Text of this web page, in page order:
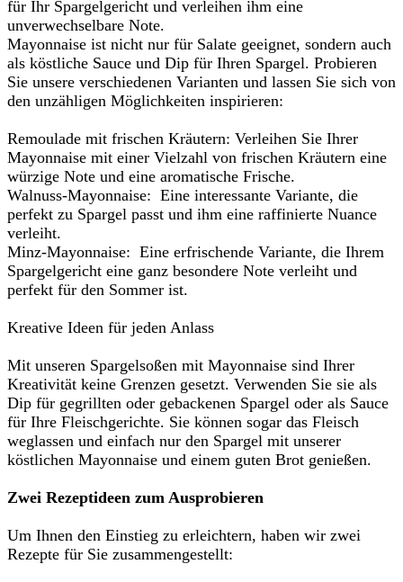
für Ihr Spargelgericht und verleihen ihm eine
unverwechselbare Note.
Mayonnaise ist nicht nur für Salate geeignet, sondern auch
als köstliche Sauce und Dip für Ihren Spargel. Probieren
Sie unsere verschiedenen Varianten und lassen Sie sich von
den unzähligen Möglichkeiten inspirieren:
Remoulade mit frischen Kräutern: Verleihen Sie Ihrer
Mayonnaise mit einer Vielzahl von frischen Kräutern eine
würzige Note und eine aromatische Frische.
Walnuss-Mayonnaise: Eine interessante Variante, die
perfekt zu Spargel passt und ihm eine raffinierte Nuance
verleiht.
Minz-Mayonnaise: Eine erfrischende Variante, die Ihrem
Spargelgericht eine ganz besondere Note verleiht und
perfekt für den Sommer ist.
Kreative Ideen für jeden Anlass
Mit unseren Spargelsoßen mit Mayonnaise sind Ihrer
Kreativität keine Grenzen gesetzt. Verwenden Sie sie als
Dip für gegrillten oder gebackenen Spargel oder als Sauce
für Ihre Fleischgerichte. Sie können sogar das Fleisch
weglassen und einfach nur den Spargel mit unserer
köstlichen Mayonnaise und einem guten Brot genießen.
Zwei Rezeptideen zum Ausprobieren
Um Ihnen den Einstieg zu erleichtern, haben wir zwei
Rezepte für Sie zusammengestellt: